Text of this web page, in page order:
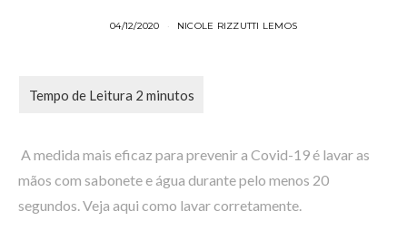
04/12/2020 NICOLE RIZZUTTI LEMOS
A medida mais eficaz para prevenir a Covid-19 é lavar as
mãos com sabonete e água durante pelo menos 20
segundos. Veja aqui como lavar corretamente.